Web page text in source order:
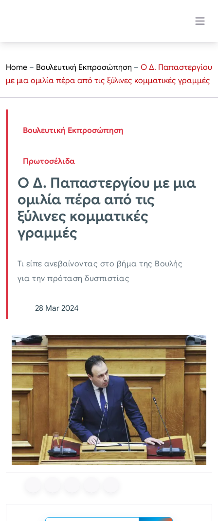
Home – Βουλευτική Εκπροσώπηση – Ο Δ. Παπαστεργίου
με μια ομιλία πέρα από τις ξύλινες κομματικές γραμμές
Βουλευτική Εκπροσώπηση
Πρωτοσέλιδα
Ο Δ. Παπαστεργίου με μια
ομιλία πέρα από τις
ξύλινες κομματικές
γραμμές
Τι είπε ανεβαίνοντας στο βήμα της Βουλής
για την πρόταση δυσπιστίας
28 Mar 2024